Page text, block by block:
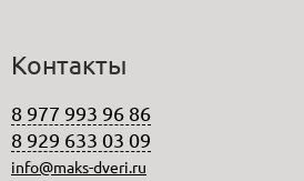
Контакты
8 977 993 96 86
8 929 633 03 09
info@maks-dveri.ru